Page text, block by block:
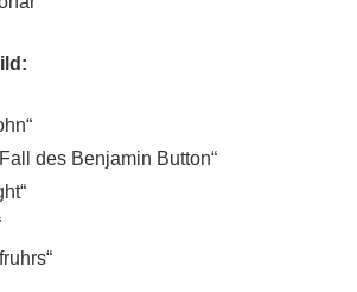
des Benjamin Button“